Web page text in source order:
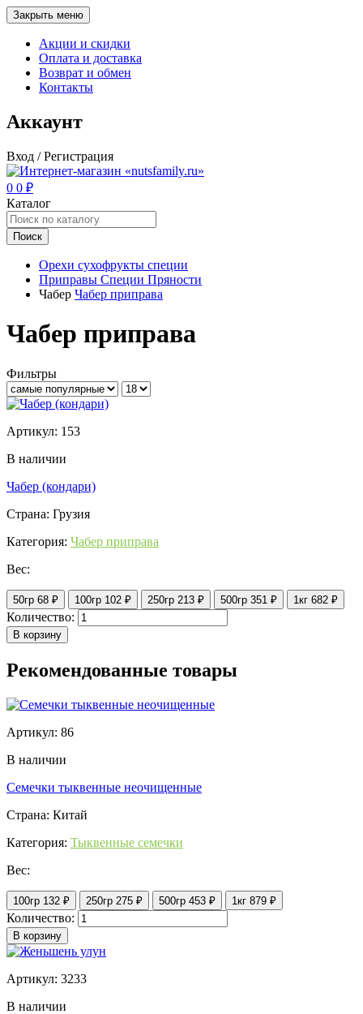
Закрыть меню
Акции и скидки
Оплата и доставка
Возврат и обмен
Контакты
Аккаунт
Вход / Регистрация
0 0 ₽
Каталог
Поиск
Орехи сухофрукты специи
Приправы Специи Пряности
Чабер Чабер приправа
Чабер приправа
Фильтры
Артикул: 153
В наличии
Чабер (кондари)
Страна: Грузия
Категория: Чабер приправа
Вес:
50гр 68 ₽ 100гр 102 ₽ 250гр 213 ₽ 500гр 351 ₽ 1кг 682 ₽
Количество:
В корзину
Рекомендованные товары
Артикул: 86
В наличии
Семечки тыквенные неочищенные
Страна: Китай
Категория: Тыквенные семечки
Вес:
100гр 132 ₽ 250гр 275 ₽ 500гр 453 ₽ 1кг 879 ₽
Количество:
В корзину
Артикул: 3233
В наличии